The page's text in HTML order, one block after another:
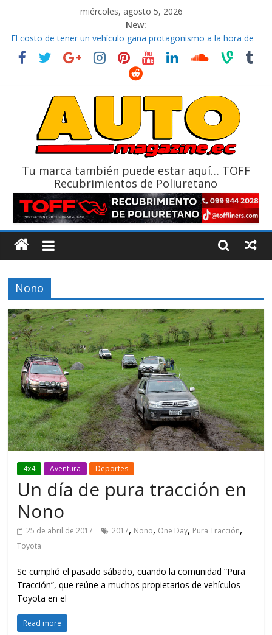
miércoles, agosto 5, 2026
New:
El costo de tener un vehículo gana protagonismo a la hora de
decidir
Ultima película ‘Spider‑Man: Brand New Day’ pone en escena a
La Vuelta al Ecuador 2026, edición 47ª, recorre 7 provincias en 8
La FEDAK recibe 12 Sinotruk Bolden para cubrir las rutas de La
Tu marca también puede estar aquí… TOFF
Recubrimientos de Poliuretano
Nono
4x4 Aventura Deportes
Un día de pura tracción en
Nono
25 de abril de 2017 2017, Nono, One Day, Pura Tracción,
Toyota
Se cumplió el pasado sábado, cuando la comunidad “Pura
Tracción”, que reúne a muchos propietarios de vehículos
Toyota en el
Read more